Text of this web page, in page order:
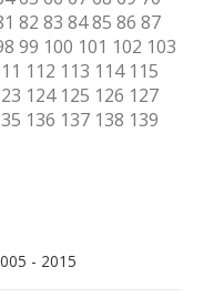
82 83 8485 86 87
99 100 101 102 103
112 113 114 115
124 125 126 127
136 137 138 139
- 2015